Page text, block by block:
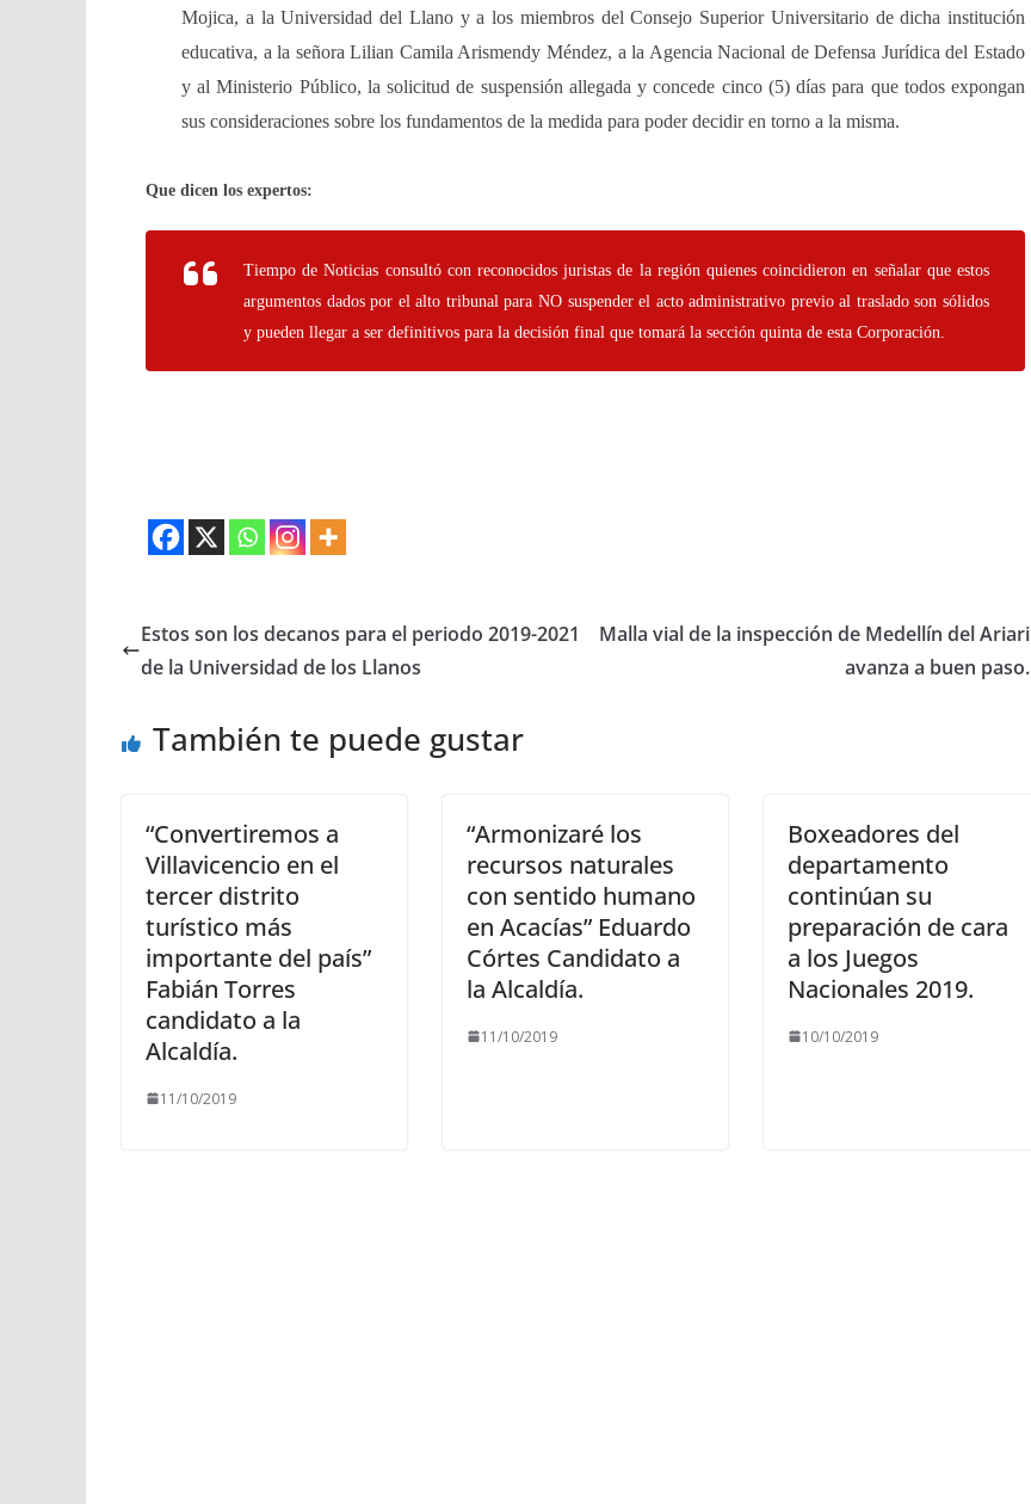
Mojica, a la Universidad del Llano y a los miembros del Consejo Superior Universitario de dicha institución
educativa, a la señora Lilian Camila Arismendy Méndez, a la Agencia Nacional de Defensa Jurídica del Estado
y al Ministerio Público, la solicitud de suspensión allegada y concede cinco (5) días para que todos expongan
sus consideraciones sobre los fundamentos de la medida para poder decidir en torno a la misma.
Que dicen los expertos:
Tiempo de Noticias consultó con reconocidos juristas de la región quienes coincidieron en señalar que estos
argumentos dados por el alto tribunal para NO suspender el acto administrativo previo al traslado son sólidos
y pueden llegar a ser definitivos para la decisión final que tomará la sección quinta de esta Corporación.
Estos son los decanos para el periodo 2019-2021
de la Universidad de los Llanos
Malla vial de la inspección de Medellín del Ariari
avanza a buen paso.
También te puede gustar
“Convertiremos a
Villavicencio en el
tercer distrito
turístico más
importante del país”
Fabián Torres
candidato a la
Alcaldía.
11/10/2019
“Armonizaré los
recursos naturales
con sentido humano
en Acacías” Eduardo
Córtes Candidato a
la Alcaldía.
11/10/2019
Boxeadores del
departamento
continúan su
preparación de cara
a los Juegos
Nacionales 2019.
10/10/2019